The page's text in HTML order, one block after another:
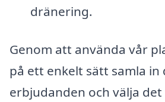
dränering.
Genom att använda vår
på ett enkelt sätt samla in
erbjudanden och välja